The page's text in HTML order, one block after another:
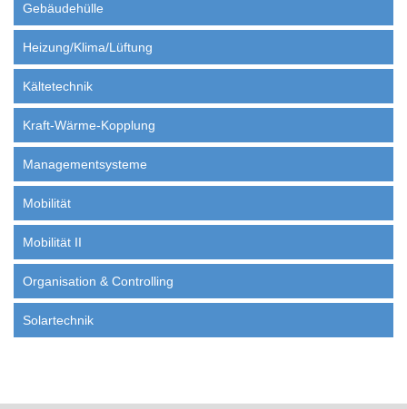
Gebäudehülle
Heizung/Klima/Lüftung
Kältetechnik
Kraft-Wärme-Kopplung
Managementsysteme
Mobilität
Mobilität II
Organisation & Controlling
Solartechnik